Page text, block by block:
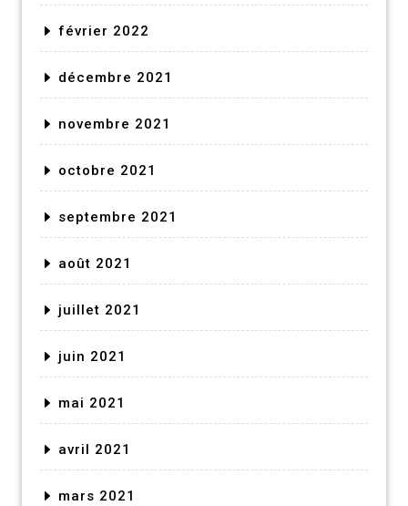
février 2022
décembre 2021
novembre 2021
octobre 2021
septembre 2021
août 2021
juillet 2021
juin 2021
mai 2021
avril 2021
mars 2021